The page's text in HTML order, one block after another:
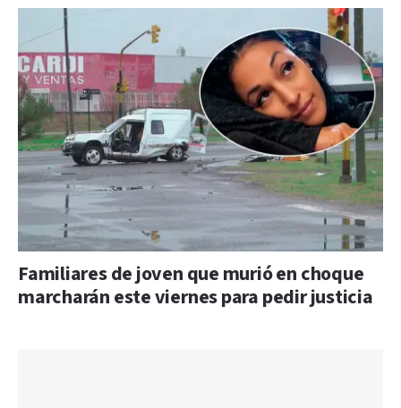
Familiares de joven que murió en choque
marcharán este viernes para pedir justicia